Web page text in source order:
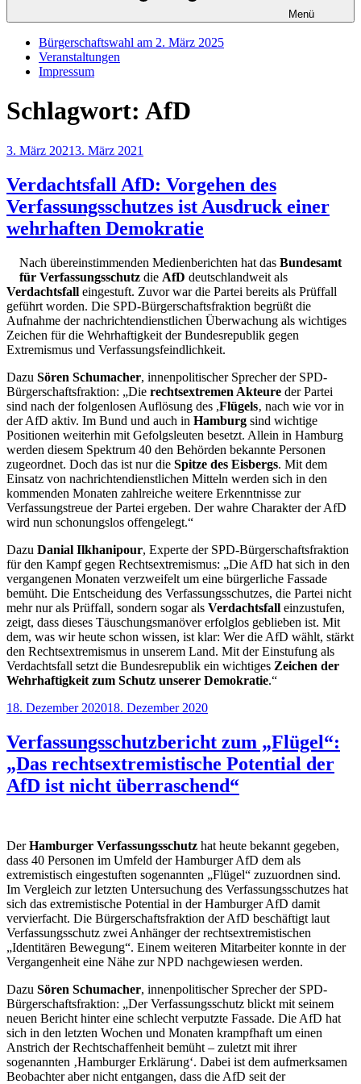
Menü
Bürgerschaftswahl am 2. März 2025
Veranstaltungen
Impressum
Schlagwort: AfD
Veröffentlicht
3. März 20213. März 2021
Verdachtsfall AfD: Vorgehen des
Verfassungsschutzes ist Ausdruck einer
wehrhaften Demokratie
Nach übereinstimmenden Medienberichten hat das Bundesamt
für Verfassungsschutz die AfD deutschlandweit als
Verdachtsfall eingestuft. Zuvor war die Partei bereits als Prüffall
geführt worden. Die SPD-Bürgerschaftsfraktion begrüßt die
Aufnahme der nachrichtendienstlichen Überwachung als wichtiges
Zeichen für die Wehrhaftigkeit der Bundesrepublik gegen
Extremismus und Verfassungsfeindlichkeit.
Dazu Sören Schumacher, innenpolitischer Sprecher der SPD-
Bürgerschaftsfraktion: „Die rechtsextremen Akteure der Partei
sind nach der folgenlosen Auflösung des ,Flügels‚ nach wie vor in
der AfD aktiv. Im Bund und auch in Hamburg sind wichtige
Positionen weiterhin mit Gefolgsleuten besetzt. Allein in Hamburg
werden diesem Spektrum 40 den Behörden bekannte Personen
zugeordnet. Doch das ist nur die Spitze des Eisbergs. Mit dem
Einsatz von nachrichtendienstlichen Mitteln werden sich in den
kommenden Monaten zahlreiche weitere Erkenntnisse zur
Verfassungstreue der Partei ergeben. Der wahre Charakter der AfD
wird nun schonungslos offengelegt.“
Dazu Danial Ilkhanipour, Experte der SPD-Bürgerschaftsfraktion
für den Kampf gegen Rechtsextremismus: „Die AfD hat sich in den
vergangenen Monaten verzweifelt um eine bürgerliche Fassade
bemüht. Die Entscheidung des Verfassungsschutzes, die Partei nicht
mehr nur als Prüffall, sondern sogar als Verdachtsfall einzustufen,
zeigt, dass dieses Täuschungsmanöver erfolglos geblieben ist. Mit
dem, was wir heute schon wissen, ist klar: Wer die AfD wählt, stärkt
den Rechtsextremismus in unserem Land. Mit der Einstufung als
Verdachtsfall setzt die Bundesrepublik ein wichtiges Zeichen der
Wehrhaftigkeit zum Schutz unserer Demokratie.“
Veröffentlicht
18. Dezember 202018. Dezember 2020
Verfassungsschutzbericht zum „Flügel“:
„Das rechtsextremistische Potential der
AfD ist nicht überraschend“
DerHamburger Verfassungsschutz hat heute bekannt gegeben,
dass 40 Personen im Umfeld der Hamburger AfD dem als
extremistisch eingestuften sogenannten „Flügel“ zuzuordnen sind.
Im Vergleich zur letzten Untersuchung des Verfassungsschutzes hat
sich das extremistische Potential in der Hamburger AfD damit
vervierfacht. Die Bürgerschaftsfraktion der AfD beschäftigt laut
Verfassungsschutz zwei Anhänger der rechtsextremistischen
„Identitären Bewegung“. Einem weiteren Mitarbeiter konnte in der
Vergangenheit eine Nähe zur NPD nachgewiesen werden.
Dazu Sören Schumacher, innenpolitischer Sprecher der SPD-
Bürgerschaftsfraktion: „Der Verfassungsschutz blickt mit seinem
neuen Bericht hinter eine schlecht verputzte Fassade. Die AfD hat
sich in den letzten Wochen und Monaten krampfhaft um einen
Anstrich der Rechtschaffenheit bemüht – zuletzt mit ihrer
sogenannten ‚Hamburger Erklärung‘. Dabei ist dem aufmerksamen
Beobachter aber nicht entgangen, dass die AfD seit der